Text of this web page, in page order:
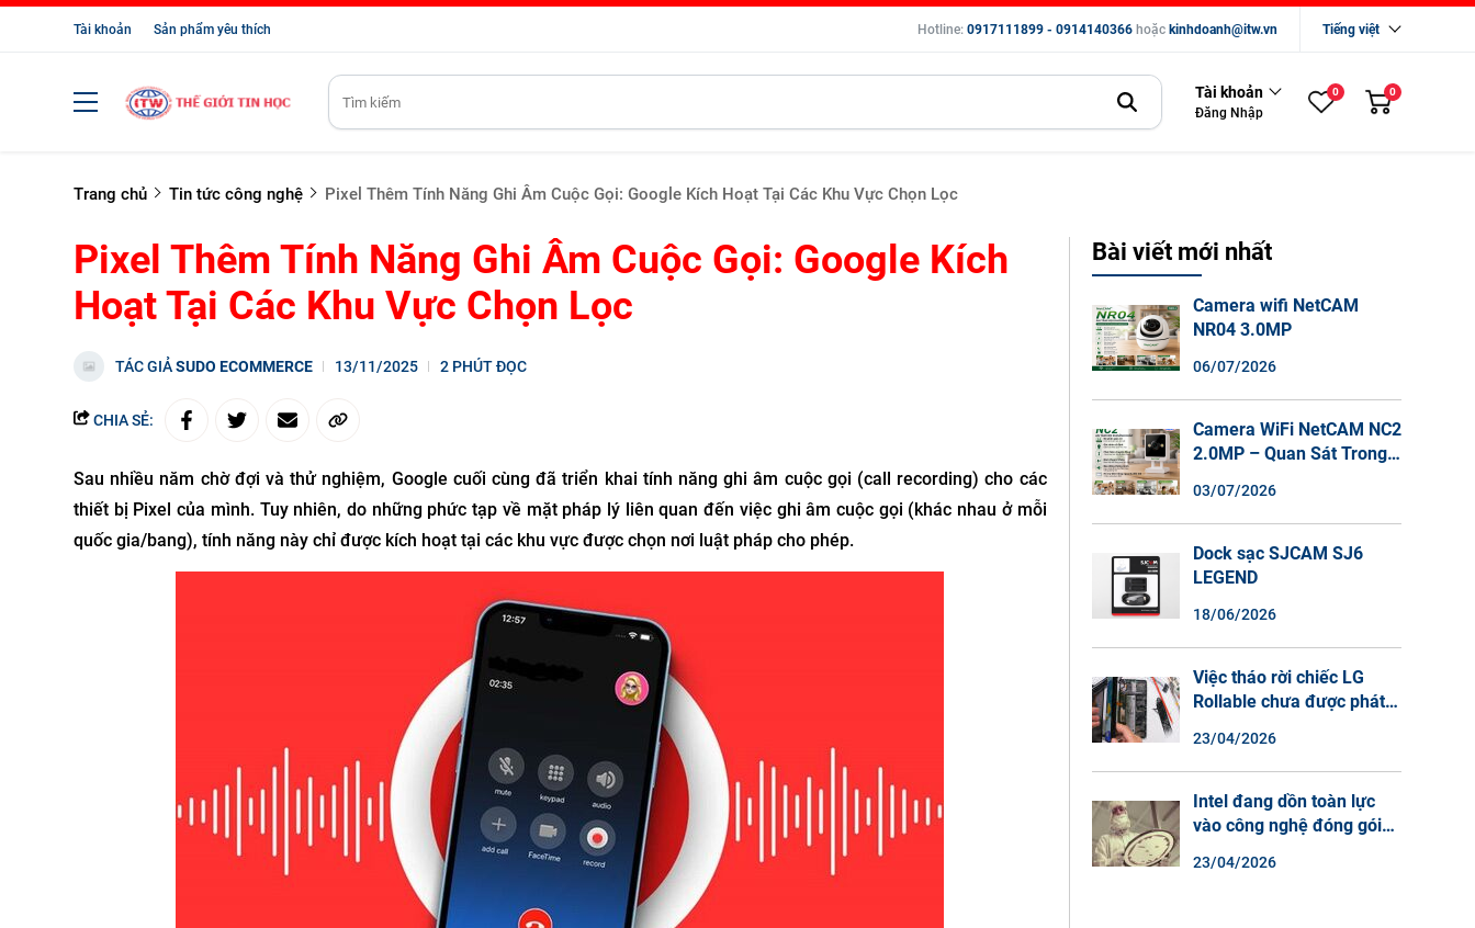
Tài khoản Sản phẩm yêu thích Hotline: 0917111899 - 0914140366 hoặc kinhdoanh@itw.vn Tiếng việt
Tài khoản
Đăng Nhập
0 0
Trang chủ Tin tức công nghệ Pixel Thêm Tính Năng Ghi Âm Cuộc Gọi: Google Kích Hoạt Tại Các Khu Vực Chọn Lọc
Pixel Thêm Tính Năng Ghi Âm Cuộc Gọi: Google Kích
Hoạt Tại Các Khu Vực Chọn Lọc
TÁC GIẢSUDO ECOMMERCE 13/11/2025 2 PHÚT ĐỌC
CHIA SẺ:
Sau nhiều năm chờ đợi và thử nghiệm, Google cuối cùng đã triển khai tính năng ghi âm cuộc gọi (call recording) cho các
thiết bị Pixel của mình. Tuy nhiên, do những phức tạp về mặt pháp lý liên quan đến việc ghi âm cuộc gọi (khác nhau ở mỗi
quốc gia/bang), tính năng này chỉ được kích hoạt tại các khu vực được chọn nơi luật pháp cho phép.
Bài viết mới nhất
Camera wifi NetCAM
NR04 3.0MP
06/07/2026
Camera WiFi NetCAM NC2
2.0MP – Quan Sát Trong
Màu Ban Đêm, Đàm Thoại
2 Chiều
03/07/2026
Dock sạc SJCAM SJ6
LEGEND
18/06/2026
Việc tháo rời chiếc LG
Rollable chưa được phát
sao điện thoại màn hình
cuộn không phải là một xu
hướng.
23/04/2026
Intel đang dồn toàn lực
vào công nghệ đóng gói
23/04/2026